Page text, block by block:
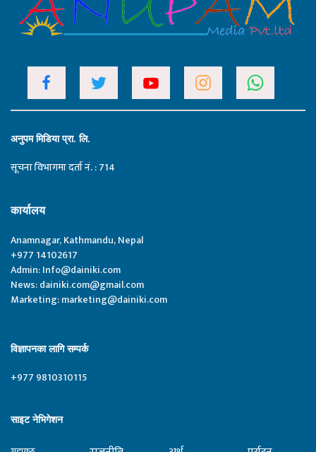
अनुपम मिडिया प्रा. लि.
सूचना विभागमा दर्ता नं. : 714
कार्यालय
Anamnagar, Kathmandu, Nepal
+977 14102617
Admin:Info@dainiki.com
News:dainiki.com@gmail.com
Marketing:marketing@dainiki.com
विज्ञापनका लागि सम्पर्क
+977 9810310115
साइट नेभिगेशन